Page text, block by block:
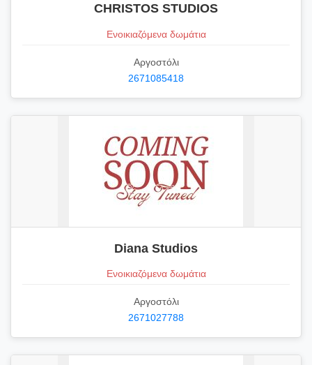
CHRISTOS STUDIOS
Ενοικιαζόμενα δωμάτια
Αργοστόλι
2671085418
Diana Studios
Ενοικιαζόμενα δωμάτια
Αργοστόλι
2671027788